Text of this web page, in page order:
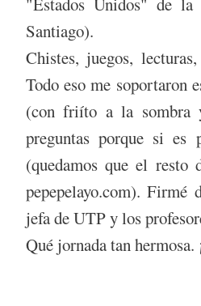
Santiago).
Chistes, juegos,
Todo eso me soportaron
(con friíto a la sombra
preguntas porque si es
(quedamos que el
pepepelayo.com). Firmé
jefa de UTP y los
Qué jornada tan